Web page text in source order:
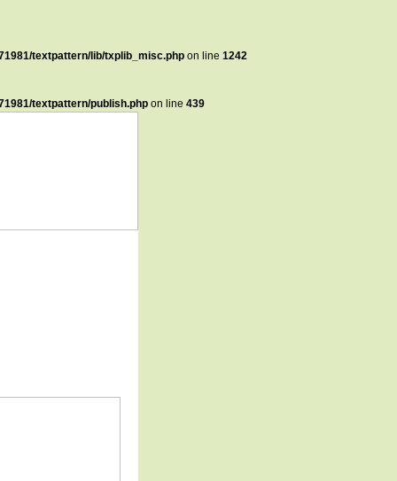
textpattern/lib/txplib_misc.php on line 1242
textpattern/publish.php on line 439